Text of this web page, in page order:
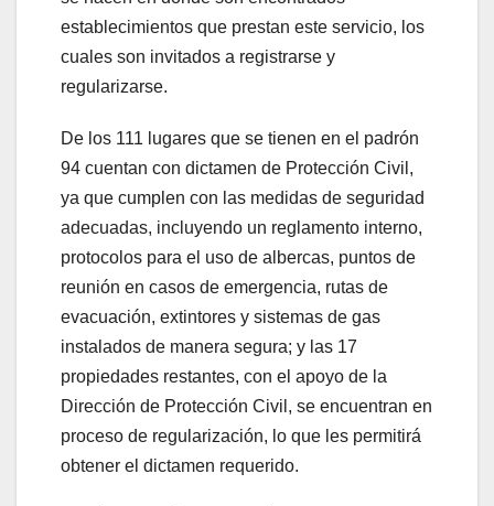
establecimientos que prestan este servicio, los
cuales son invitados a registrarse y
regularizarse.
De los 111 lugares que se tienen en el padrón
94 cuentan con dictamen de Protección Civil,
ya que cumplen con las medidas de seguridad
adecuadas, incluyendo un reglamento interno,
protocolos para el uso de albercas, puntos de
reunión en casos de emergencia, rutas de
evacuación, extintores y sistemas de gas
instalados de manera segura; y las 17
propiedades restantes, con el apoyo de la
Dirección de Protección Civil, se encuentran en
proceso de regularización, lo que les permitirá
obtener el dictamen requerido.